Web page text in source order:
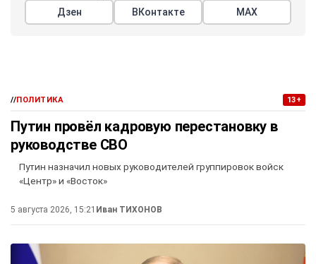
Дзен ВКонтакте МАХ
//ПОЛИТИКА 13+
Путин провёл кадровую перестановку в
руководстве СВО
Путин назначил новых руководителей группировок войск
«Центр» и «Восток»
5 августа 2026, 15:21 Иван ТИХОНОВ